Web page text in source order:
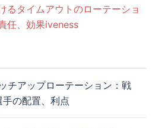
るタイムアウトのローテーショ
任、効果iveness
チアップローテーション：戦
手の配置、利点